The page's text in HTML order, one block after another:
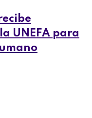
UNEFA para